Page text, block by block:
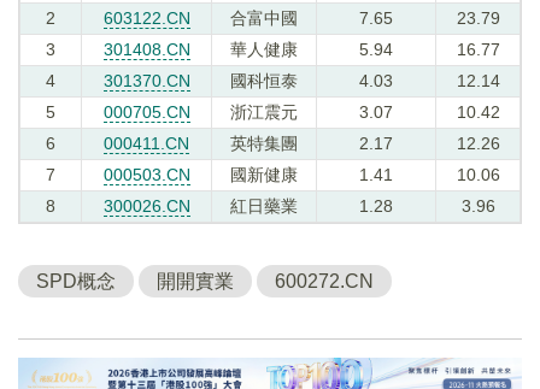
2
603122.CN 合富中國 7.65
23.79
3
301408.CN 華人健康 5.94
16.77
4
301370.CN 國科恒泰 4.03
12.14
5
000705.CN 浙江震元 3.07
10.42
6
000411.CN 英特集團 2.17
12.26
7
000503.CN 國新健康 1.41
10.06
8
300026.CN 紅日藥業 1.28 3.96
SPD概念 開開實業 600272.CN